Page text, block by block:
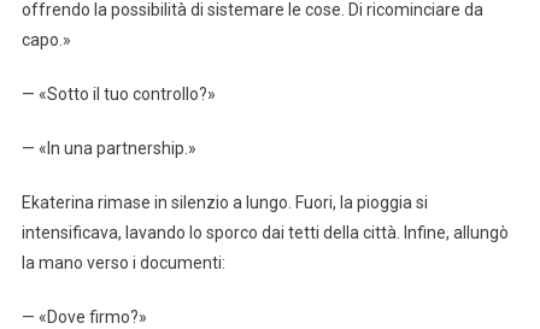
offrendo la possibilità di sistemare le cose. Di ricominciare da
capo.»
— «Sotto il tuo controllo?»
— «In una partnership.»
Ekaterina rimase in silenzio a lungo. Fuori, la pioggia si
intensificava, lavando lo sporco dai tetti della città. Infine, allungò
la mano verso i documenti:
— «Dove firmo?»